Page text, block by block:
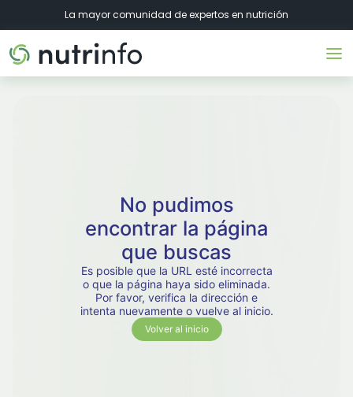
La mayor comunidad de expertos en nutrición
No pudimos
encontrar la página
que buscas
Es posible que la URL esté incorrecta
o que la página haya sido eliminada.
Por favor, verifica la dirección e
intenta nuevamente o vuelve al inicio.
Volver al inicio